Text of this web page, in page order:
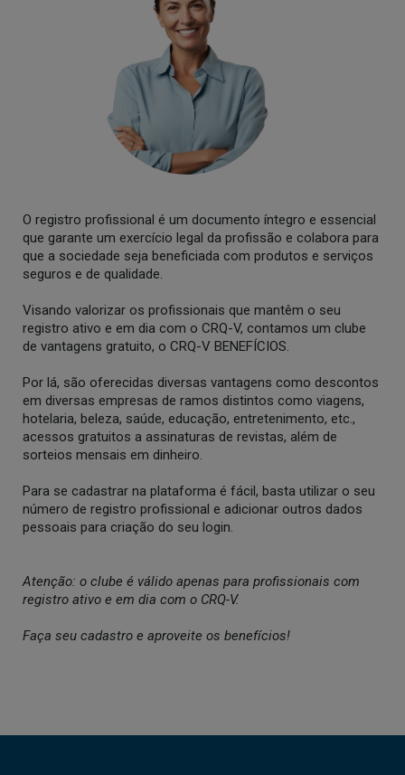
O registro profissional é um documento íntegro e essencial
que garante um exercício legal da profissão e colabora para
que a sociedade seja beneficiada com produtos e serviços
seguros e de qualidade.
Visando valorizar os profissionais que mantêm o seu
registro ativo e em dia com o CRQ-V, contamos um clube
de vantagens gratuito, o CRQ-V BENEFÍCIOS.
Por lá, são oferecidas diversas vantagens como descontos
em diversas empresas de ramos distintos como viagens,
hotelaria, beleza, saúde, educação, entretenimento, etc.,
acessos gratuitos a assinaturas de revistas, além de
sorteios mensais em dinheiro.
Para se cadastrar na plataforma é fácil, basta utilizar o seu
número de registro profissional e adicionar outros dados
pessoais para criação do seu login.
Atenção: o clube é válido apenas para profissionais com
registro ativo e em dia com o CRQ-V.
Faça seu cadastro e aproveite os benefícios!